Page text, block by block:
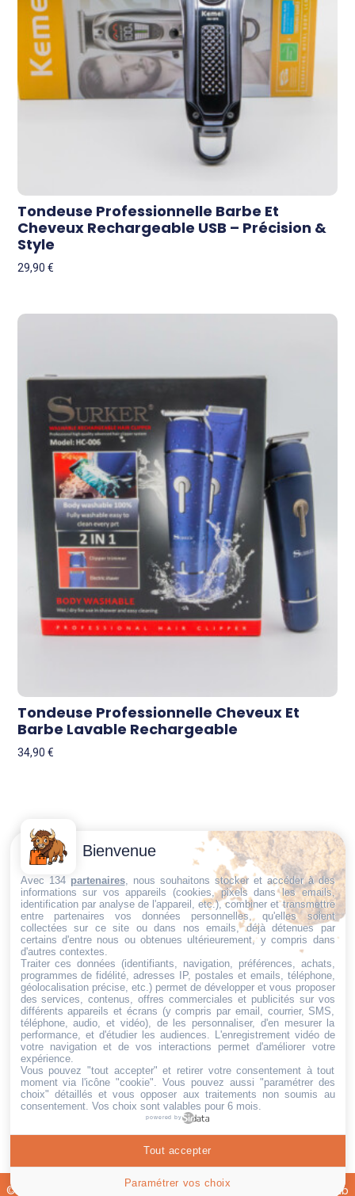
Tondeuse Professionnelle Barbe Et
Cheveux Rechargeable USB – Précision &
Style
29,90€
Tondeuse Professionnelle Cheveux Et
Barbe Lavable Rechargeable
34,90€
Trouvez ce qu'il vous faut,
au bon endroit
Conditions
générales
de vente
Politique de
cookies
Politique de
confidentialité
Mentions
légales
Conditions de
retour et de
remboursement
Droit de
rétractation
Contactez-
Nous
Email:
dt@sasbms.fr
© 2026 - Tout droit réservé - Site développé par SAS Dev2Pub
Bienvenue
Avec 134 partenaires, nous souhaitons stocker et accéder à des
informations sur vos appareils (cookies, pixels dans les emails,
identification par analyse de l'appareil, etc.), combiner et transmettre
entre partenaires vos données personnelles, qu'elles soient
collectées sur ce site ou dans nos emails, déjà détenues par
certains d'entre nous ou obtenues ultérieurement, y compris dans
d'autres contextes.
Traiter ces données (identifiants, navigation, préférences, achats,
programmes de fidélité, adresses IP, postales et emails, téléphone,
géolocalisation précise, etc.) permet de développer et vous proposer
des services, contenus, offres commerciales et publicités sur vos
différents appareils et écrans (y compris par email, courrier, SMS,
téléphone, audio, et vidéo), de les personnaliser, d'en mesurer la
performance, et d'étudier les audiences. L'enregistrement vidéo de
votre navigation et de vos interactions permet d'améliorer votre
expérience.
Vous pouvez "tout accepter" et retirer votre consentement à tout
moment via l'icône "cookie" . Vous pouvez aussi "paramétrer des
choix" détaillés et vous opposer aux traitements non soumis au
consentement. Vos choix sont valables pour 6 mois.
powered by
Paramétrer vos choix
Tout accepter